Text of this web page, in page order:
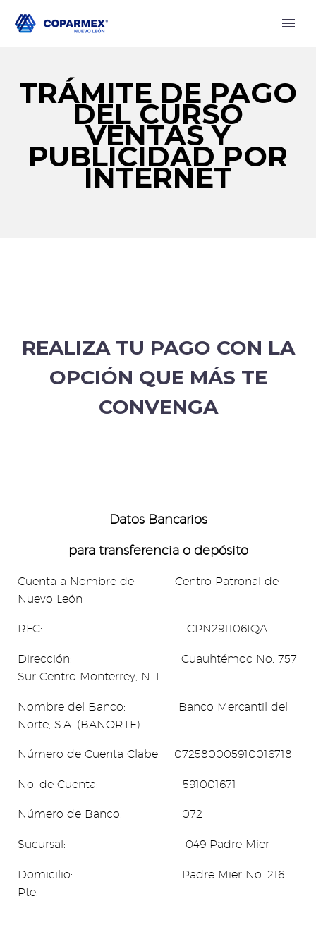
TRÁMITE DE PAGO
DEL CURSO
VENTAS Y
PUBLICIDAD POR
INTERNET
REALIZA TU PAGO CON LA
OPCIÓN QUE MÁS TE
CONVENGA
Datos Bancarios
para transferencia o depósito
Cuenta a Nombre de: Centro Patronal de
Nuevo León
RFC: CPN291106IQA
Dirección: Cuauhtémoc No. 757
Sur Centro Monterrey, N. L.
Nombre del Banco: Banco Mercantil del
Norte, S.A. (BANORTE)
Número de Cuenta Clabe: 072580005910016718
No. de Cuenta: 591001671
Número de Banco: 072
Sucursal: 049 Padre Mier
Domicilio: Padre Mier No. 216
Pte.